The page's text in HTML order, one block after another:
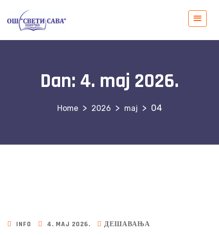
Dan: 4. maj 2026.
> 2026 > maj > 04
INFO 4. MAJ 2026. ДЕШАВАЊА